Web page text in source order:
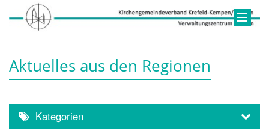
Aktuelles aus den Regionen
Kategorien